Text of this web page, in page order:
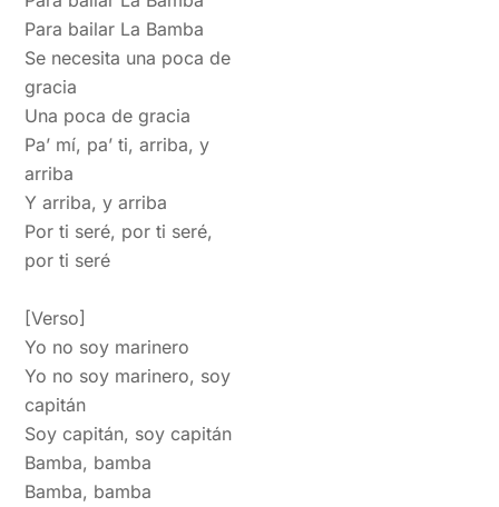
Para bailar La Bamba
Se necesita una poca de
gracia
Una poca de gracia
Pa’ mí, pa’ ti, arriba, y
arriba
Y arriba, y arriba
Por ti seré, por ti seré,
por ti seré
[Verso]
Yo no soy marinero
Yo no soy marinero, soy
capitán
Soy capitán, soy capitán
Bamba, bamba
Bamba, bamba